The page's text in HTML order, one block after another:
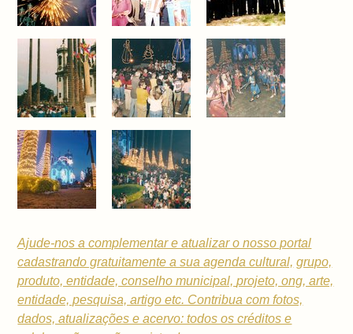
Ajude-nos a complementar e atualizar o nosso portal
cadastrando gratuitamente a suaagenda cultural, grupo,
produto, entidade, conselho municipal,projeto, ong, arte,
entidade, pesquisa, artigo etc. Contribua com fotos,
dados, atualizações e acervo: todos os créditos e